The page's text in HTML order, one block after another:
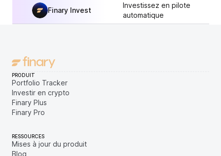
Finary Invest
Investissez en pilote
automatique
PRODUIT
Portfolio Tracker
Investir en crypto
Finary Plus
Finary Pro
RESSOURCES
Mises à jour du produit
Blog